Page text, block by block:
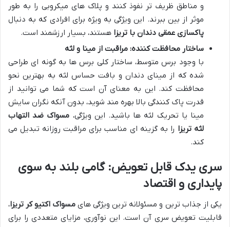
و مناطق ظریف تر نفوذ کنند و پلاک های میکروبی را به طور
موثر از بین ببرند. این ویژگی به ویژه برای افرادی که به دنبال
پاکسازی عمقی دندان با تریزا هستند، بسیار ارزشمند است.
ساختار محافظت کننده: مراقبت از مینا و لثه
با وجود برس متوسط، ساختار کلی برس ها به گونه ای طراحی
شده که از مینای دندان و بافت حساس لثه به بهترین نحو
محافظت کند. این به معنای آن است که شما می توانید از
قدرت پاک کنندگی بالا بهره مند شوید، بدون آنکه نگران سایش
مینا یا تحریک لثه ها باشید. این ویژگی، مسواک ضد التهاب
لثه تریزا را به گزینه ای مناسب برای مراقبت روزانه تبدیل می
کند.
سری یدک قابل تعویض: گامی بلند به سوی
پایداری و اقتصاد
یکی از جذاب ترین و مسئولانه ترین ویژگی هایمسواک اکتیو کر تریزا،
قابلیت تعویض سری آن است. این نوآوری، مزایای متعددی را برای